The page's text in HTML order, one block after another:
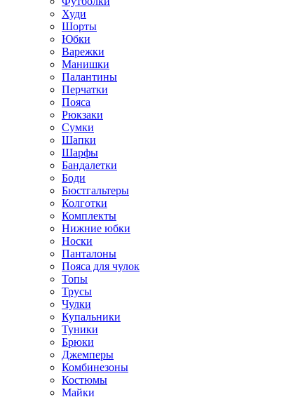
Худи
Шорты
Юбки
Варежки
Манишки
Палантины
Перчатки
Пояса
Рюкзаки
Сумки
Шапки
Шарфы
Бандалетки
Боди
Бюстгальтеры
Колготки
Комплекты
Нижние юбки
Носки
Панталоны
Поясa для чулок
Топы
Трусы
Чулки
Купальники
Туники
Брюки
Джемперы
Комбинезоны
Костюмы
Майки